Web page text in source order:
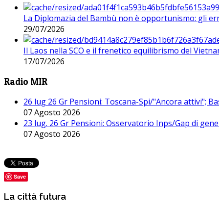
La Diplomazia del Bambù non è opportunismo: gli
29/07/2026
Il Laos nella SCO e il frenetico equilibrismo del
17/07/2026
Radio MIR
26 lug 26 Gr Pensioni: Toscana-Spi/"Ancora attivi";
07 Agosto 2026
23 lug. 26 Gr Pensioni: Osservatorio Inps/Gap di
07 Agosto 2026
Save
La città futura